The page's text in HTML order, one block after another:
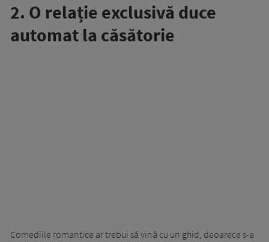
2. O relație exclusivă duce
automat la căsătorie
Comediile romantice ar trebui să vină cu un ghid, deoarece s-a